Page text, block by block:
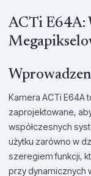
ACTi E64A:
Kamera ACTi E64A
zaprojektowane,
współczesnych
użytku zarówno w
szeregiem funkcji,
przy dynamicznych